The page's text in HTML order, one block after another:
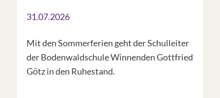
31.07.2026
Mit den Sommerferien geht der Schulleiter
der Bodenwaldschule Winnenden Gottfried
Götz in den Ruhestand.